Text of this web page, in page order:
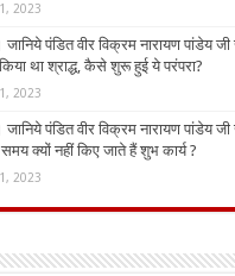
2023
पंडित वीर विक्रम नारायण पांडेय
था श्राद्ध, कैसे शुरू हुई ये परंपरा?
2023
पंडित वीर विक्रम नारायण पांडेय
समय क्यों नहीं किए जाते हैं शुभ कार्य ?
2023